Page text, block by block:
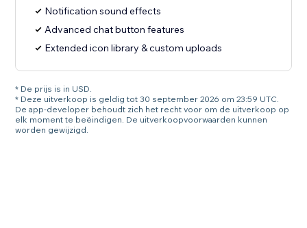
Notification sound effects
Advanced chat button features
Extended icon library & custom uploads
* De prijs is in USD.
* Deze uitverkoop is geldig tot 30 september 2026 om 23:59 UTC.
De app-developer behoudt zich het recht voor om de uitverkoop op
elk moment te beëindigen. De uitverkoopvoorwaarden kunnen
worden gewijzigd.